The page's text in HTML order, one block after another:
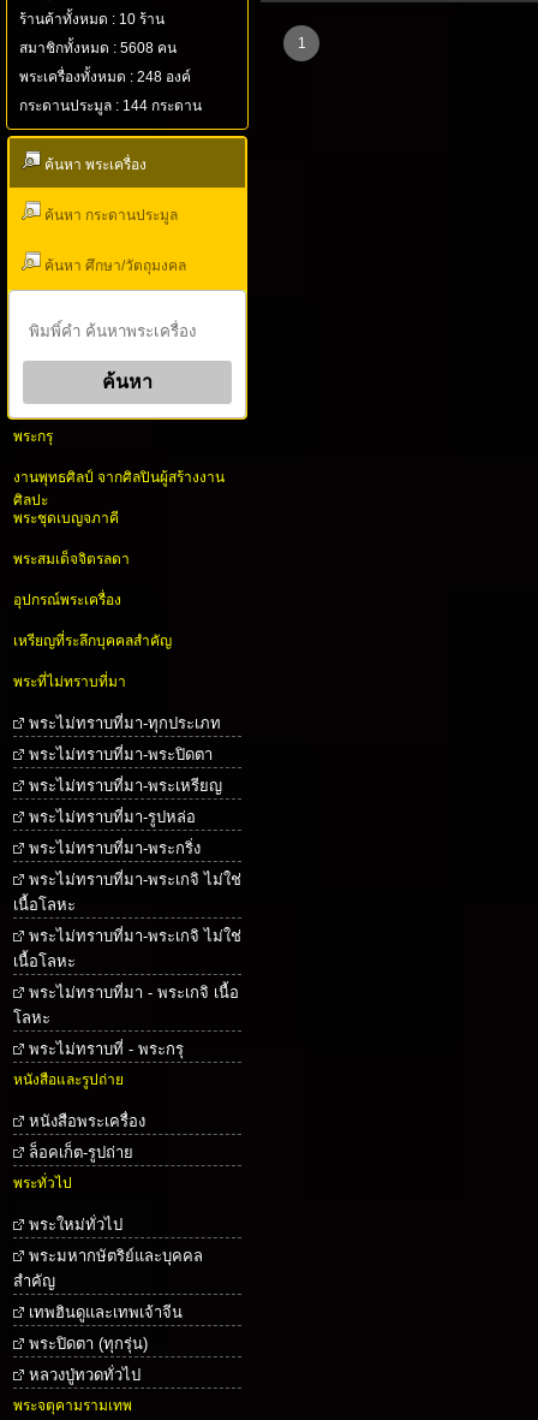
ร้านค้าทั้งหมด : 10 ร้าน
สมาชิกทั้งหมด : 5608 คน
พระเครื่องทั้งหมด : 248 องค์
กระดานประมูล : 144 กระดาน
ค้นหา พระเครื่อง
ค้นหา กระดานประมูล
ค้นหา ศึกษา/วัตถุมงคล
พระกรุ
งานพุทธศิลป์ จากศิลปินผู้สร้างงาน
ศิลปะ
พระชุดเบญจภาคี
พระสมเด็จจิตรลดา
อุปกรณ์พระเครื่อง
เหรียญที่ระลึกบุคคลสำคัญ
พระที่ไม่ทราบที่มา
พระไม่ทราบที่มา-ทุกประเภท
พระไม่ทราบที่มา-พระปิดตา
พระไม่ทราบที่มา-พระเหรียญ
พระไม่ทราบที่มา-รูปหล่อ
พระไม่ทราบที่มา-พระกริ่ง
พระไม่ทราบที่มา-พระเกจิ ไม่ใช่
เนื้อโลหะ
พระไม่ทราบที่มา-พระเกจิ ไม่ใช่
เนื้อโลหะ
พระไม่ทราบที่มา - พระเกจิ เนื้อ
โลหะ
พระไม่ทราบที่ - พระกรุ
หนังสือและรูปถ่าย
หนังสือพระเครื่อง
ล็อคเก็ต-รูปถ่าย
พระทั่วไป
พระใหม่ทั่วไป
พระมหากษัตริย์และบุคคล
สำคัญ
เทพฮินดูและเทพเจ้าจีน
พระปิดตา (ทุกรุ่น)
หลวงปู่ทวดทั่วไป
พระจตุคามรามเทพ
1